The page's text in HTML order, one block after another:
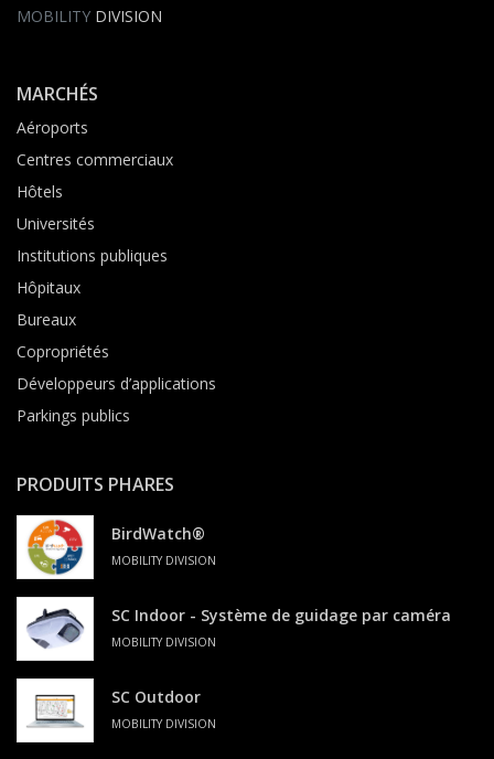
MOBILITY DIVISION
MARCHÉS
Aéroports
Centres commerciaux
Hôtels
Universités
Institutions publiques
Hôpitaux
Bureaux
Copropriétés
Développeurs d’applications
Parkings publics
PRODUITS PHARES
BirdWatch®
MOBILITY DIVISION
SC Indoor - Système de guidage par caméra
MOBILITY DIVISION
SC Outdoor
MOBILITY DIVISION